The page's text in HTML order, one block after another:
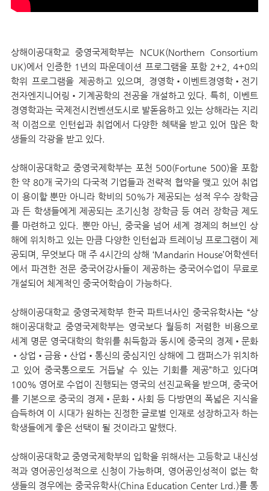
상해이공대학교
중영국제학부는 NCUK(Northern Consortium
UK)에서 인증한 1년의 파운데이션 프로그램을 포함 2+2, 4+0의
학위 프로그램을 제공하고 있으며, 경영학•이벤트경영학•전기
전자엔지니어링•기계공학의 전공을 개설하고 있다. 특히, 이벤트
경영학과는 국제전시컨벤션도시로 발돋음하고 있는 상해라는 지리
적 이점으로 인턴쉽과 취업에서 다양한 혜택을 받고 있어 많은 학
생들의 각광을 받고 있다.
상해이공대학교 중영국제학부는 포천 500(Fortune 500)을 포함
한 약 80개 국가의 다국적 기업들과 전략적 협약을 맺고 있어 취업
이 용이할 뿐만 아니라 학비의 50%가 제공되는 성적 우수 장학금
과 든 학생들에게 제공되는 조기신청 장학금 등 여러 장학금 제도
를 마련하고 있다. 뿐만 아닌, 중국을 넘어 세계 경제의 허브인 상
해에 위치하고 있는 만큼 다양한 인턴쉽과 트레이닝 프로그램이 제
공되며, 무엇보다 매 주 4시간의 상해 ‘Mandarin House’어학센터
에서 파견한 전문 중국어강사들이 제공하는 중국어수업이 무료로
개설되어 체계적인 중국어학습이 가능하다.
상해이공대학교 중영국제학부한국 파트너사인 중국유학사는 “상
해이공대학교 중영국제학부는 영국보다 월등히 저렴한 비용으로
세계 명문 영국대학의 학위를 취득함과 동시에 중국의 경제•문화
•상업•금융•산업•통신의 중심지인 상해에 그 캠퍼스가 위치하
고 있어 중국통으로도 거듭날 수 있는 기회를 제공”하고 있다며
100% 영어로 수업이 진행되는 영국의 선진교육을 받으며, 중국어
를 기본으로 중국의 경제•문화•사회 등 다방면의 폭넓은 지식을
습득하여 이 시대가 원하는 진정한 글로벌 인재로 성장하고자 하는
학생들에게 좋은 선택이 될 것이라고 말했다.
상해이공대학교 중영국제학부의 입학을 위해서는 고등학교 내신성
적과 영어공인성적으로 신청이 가능하며, 영어공인성적이 없는 학
생들의 경우에는 중국유학사(China Education Center Lrd.)를 통